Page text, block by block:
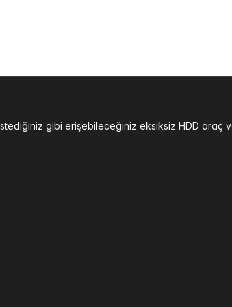
gibi erişebileceğiniz eksiksiz HDD araç